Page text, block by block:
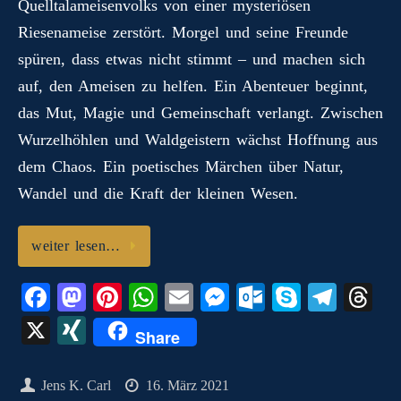
n
t
pp
er .c
o
m
G
Quelltalameisenvolks von einer mysteriösen
Riesenameise zerstört. Morgel und seine Freunde
spüren, dass etwas nicht stimmt – und machen sich
auf, den Ameisen zu helfen. Ein Abenteuer beginnt,
das Mut, Magie und Gemeinschaft verlangt. Zwischen
Wurzelhöhlen und Waldgeistern wächst Hoffnung aus
dem Chaos. Ein poetisches Märchen über Natur,
Wandel und die Kraft der kleinen Wesen.
weiter lesen…
Fa
ce
bo
ok
M
as
to
do
Pi
nt
er
es
W
ha
ts
A
E
m
ail
M
O
S
Te
X
X
N
Share
Jens K. Carl 16. März 2021